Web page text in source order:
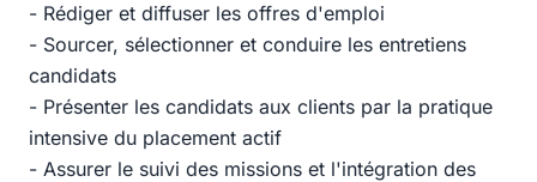
- Rédiger et diffuser les offres d'emploi
- Sourcer, sélectionner et conduire les entretiens
candidats
- Présenter les candidats aux clients par la pratique
intensive du placement actif
- Assurer le suivi des missions et l'intégration des